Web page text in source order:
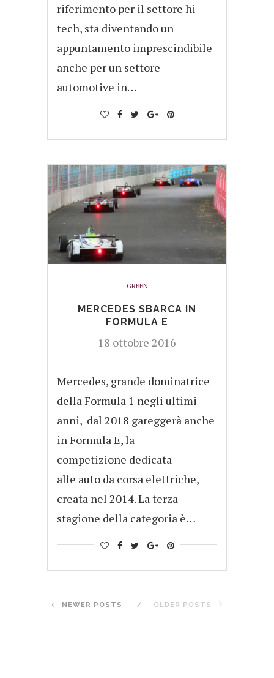
riferimento per il settore hi-
tech, sta diventando un
appuntamento imprescindibile
anche per un settore
automotive in…
GREEN
MERCEDES SBARCA IN
FORMULA E
18 ottobre 2016
Mercedes, grande dominatrice
della Formula 1 negli ultimi
anni, dal 2018 gareggerà anche
in Formula E, la
competizione dedicata
alle auto da corsa elettriche,
creata nel 2014. La terza
stagione della categoria è…
NEWER POSTS OLDER POSTS